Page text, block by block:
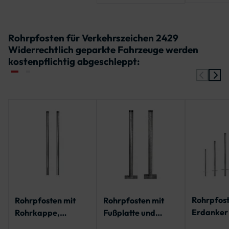
Rohrpfosten für Verkehrszeichen 2429
Widerrechtlich geparkte Fahrzeuge werden
kostenpflichtig abgeschleppt:
Rohrpfosten mit
Rohrkappe,
Rohrpfosten mit
Fußplatte und
Erdanker